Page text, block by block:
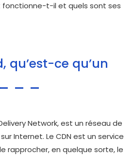
fonctionne-t-il et quels sont ses
qu’est-ce qu’un
Network, est un réseau de
Internet. Le CDN est un service
rapprocher, en quelque sorte, le